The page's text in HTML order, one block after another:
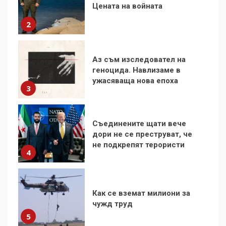
3
геноцида. Навлизаме в
4
Съединените щати вече
дори не се преструват, че
не подкрепят терористи
5
Как се вземат милиони за
чужд труд
6
подкрепиха Куба, България
избра да е сред 30